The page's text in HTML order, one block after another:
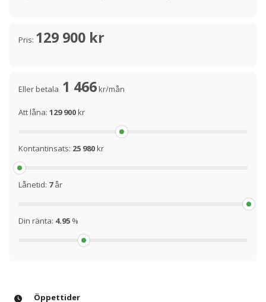
Pris: 129 900 kr
Eller betala 1 466kr/mån
Att låna: 129 900kr
Kontantinsats: 25 980kr
Lånetid: 7år
Din ränta: 4.95 %
Öppettider